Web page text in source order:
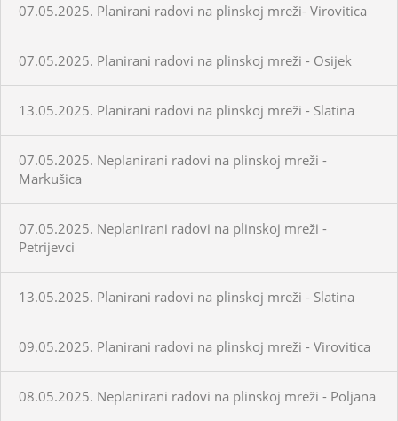
07.05.2025. Planirani radovi na plinskoj mreži- Virovitica
07.05.2025. Planirani radovi na plinskoj mreži - Osijek
13.05.2025. Planirani radovi na plinskoj mreži - Slatina
07.05.2025. Neplanirani radovi na plinskoj mreži -
Markušica
07.05.2025. Neplanirani radovi na plinskoj mreži -
Petrijevci
13.05.2025. Planirani radovi na plinskoj mreži - Slatina
09.05.2025. Planirani radovi na plinskoj mreži - Virovitica
08.05.2025. Neplanirani radovi na plinskoj mreži - Poljana